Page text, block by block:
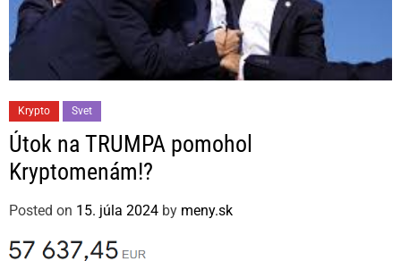
a
t
e
o
r
Krypto Svet
Útok na TRUMPA pomohol
Kryptomenám!?
Posted on 15. júla 2024 by meny.sk